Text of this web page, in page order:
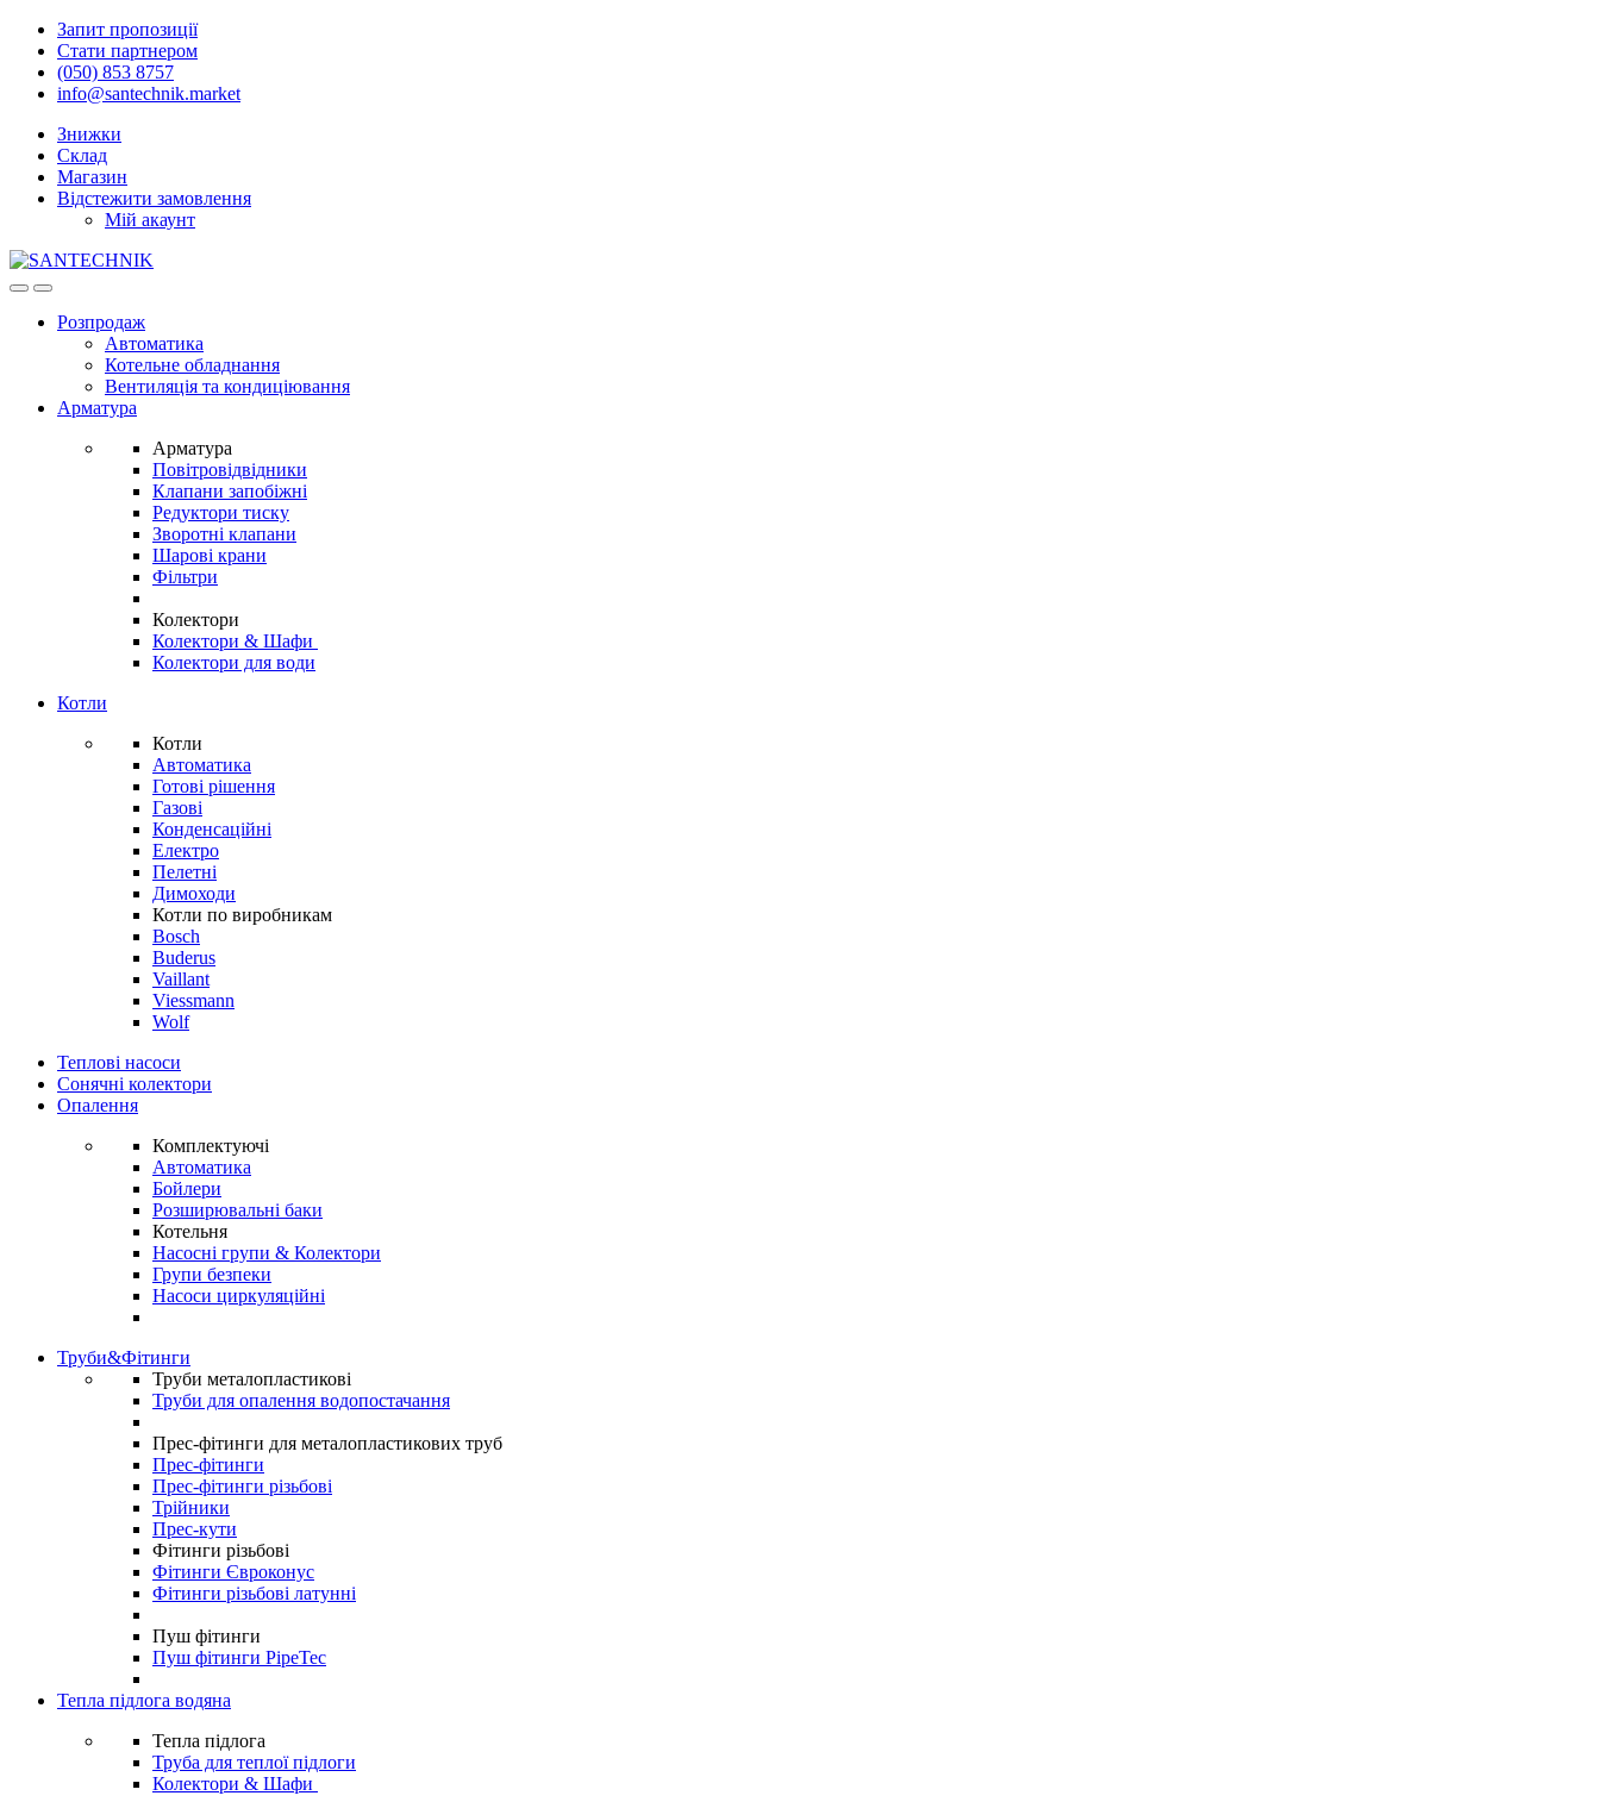
Skip
navigation
Skip
content
Запит пропозиції
Стати партнером
(050) 853 8757
info@santechnik.market
Знижки
Склад
Магазин
Відстежити замовлення
Мій акаунт
OpenClose
Розпродаж
Автоматика
Котельне обладнання
Вентиляція та кондиціювання
Арматура
Арматура
Повітровідвідники
Клапани запобіжні
Редуктори тиску
Зворотні клапани
Шарові крани
Фільтри
Колектори
Колектори & Шафи
Колектори для води
Котли
Котли
Автоматика
Готові рішення
Газові
Конденсаційні
Електро
Пелетні
Димоходи
Котли по виробникам
Bosch
Buderus
Vaillant
Viessmann
Wolf
Теплові насоси
Сонячні колектори
Опалення
Комплектуючі
Автоматика
Бойлери
Розширювальні баки
Котельня
Насосні групи & Колектори
Групи безпеки
Насоси циркуляційні
Труби&Фітинги
Труби металопластикові
Труби для опалення водопостачання
Прес-фітинги для металопластикових труб
Прес-фітинги
Прес-фітинги різьбові
Трійники
Прес-кути
Фітинги різьбові
Фітинги Євроконус
Фітинги різьбові латунні
Пуш фітинги
Пуш фітинги PipeTec
Тепла підлога водяна
Тепла підлога
Труба для теплої підлоги
Колектори & Шафи